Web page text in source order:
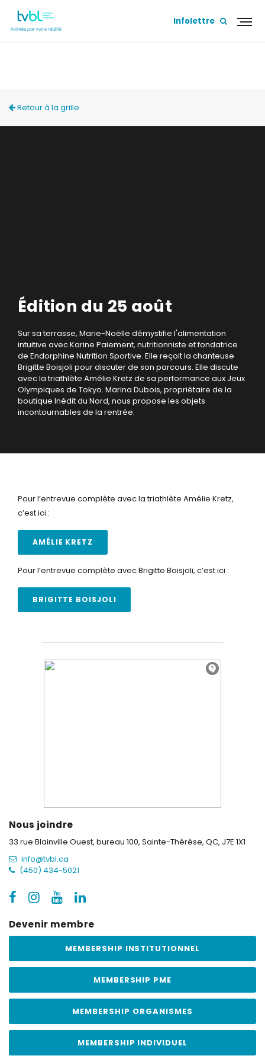
Infolettre
Retour à la grille
Édition du 25 août
Sur sa terrasse, Marie-Noëlle démystifie l'alimentation
intuitive avec Karine Paiement, nutritionniste et fondatrice
de Endorphine Nutrition Sportive. Elle reçoit la chanteuse
Brigitte Boisjoli pour discuter de son parcours. Elle discute
avec la triathlète Amélie Kretz de sa performance aux Jeux
Olympiques de Tokyo. Marina Dubois, propriétaire de la
boutique Inédit du Nord, nous propose les objets
incontournables de la rentrée.
Pour l’entrevue complète avec la triathlète Amélie Kretz,
c’est ici :
AMÉLIE KRETZ
Pour l’entrevue complète avec Brigitte Boisjoli, c’est ici :
BRIGITTE BOISJOLI
Nous joindre
33 rue Blainville Ouest, bureau 100, Sainte-Thérèse, QC, J7E 1X1
info@tvbl.ca
(450) 434-5021
Devenir membre
MEMBERSHIP INSTITUTIONNEL
MEMBERSHIP PME
MEMBERSHIP ORGANISMES
MEMBERSHIP INDIVIDUEL